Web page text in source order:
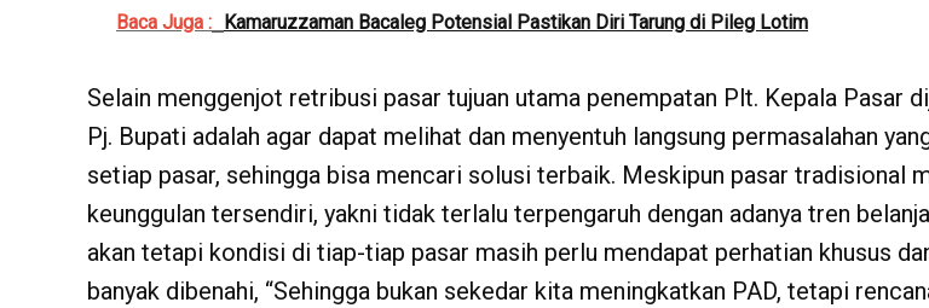
Baca Juga : Kamaruzzaman Bacaleg Potensial Pastikan Diri Tarung di Pileg Lotim
Selain menggenjot retribusi pasar tujuan utama penempatan Plt. Kepala Pasar
Pj. Bupati adalah agar dapat melihat dan menyentuh langsung permasalahan
setiap pasar, sehingga bisa mencari solusi terbaik. Meskipun pasar tradisional
keunggulan tersendiri, yakni tidak terlalu terpengaruh dengan adanya tren
akan tetapi kondisi di tiap-tiap pasar masih perlu mendapat perhatian khusus
banyak dibenahi, “Sehingga bukan sekedar kita meningkatkan PAD, tetapi